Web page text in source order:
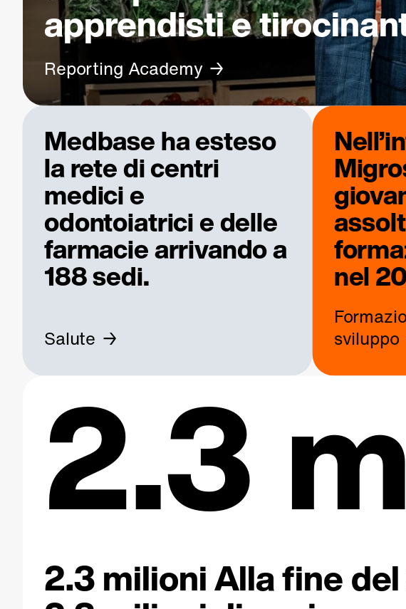
apprendisti e
Reporting Academy
Medbase ha esteso
la rete di centri
medici e
odontoiatrici e delle
farmacie arrivando a
188 sedi.
Salute
nel
sviluppo
2.3
2.3 milioni Alla fine